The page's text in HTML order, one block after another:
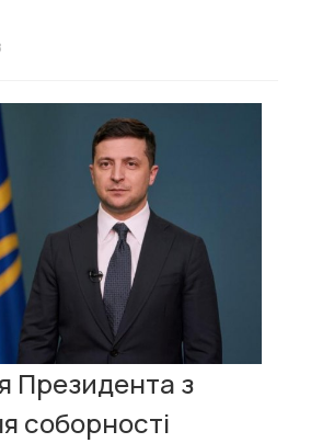
Президента з
соборності